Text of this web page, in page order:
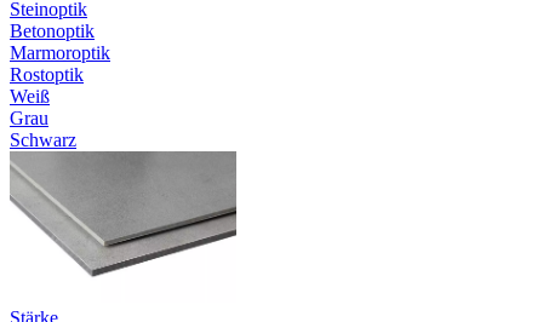
Steinoptik
Betonoptik
Marmoroptik
Rostoptik
Weiß
Grau
Schwarz
Stärke